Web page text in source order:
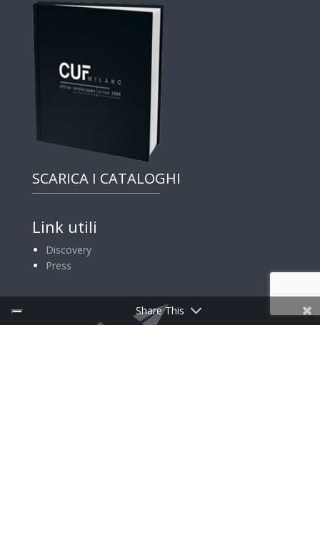
SCARICA I CATALOGHI
Link utili
Discovery
Press
Share This